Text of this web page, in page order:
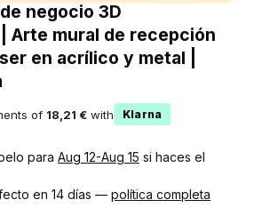
negocio 3D
Arte mural de recepción
en acrílico y metal |
of 18,21 € with
Klarna
para Aug 12-Aug 15 si haces el
en 14 días — política completa